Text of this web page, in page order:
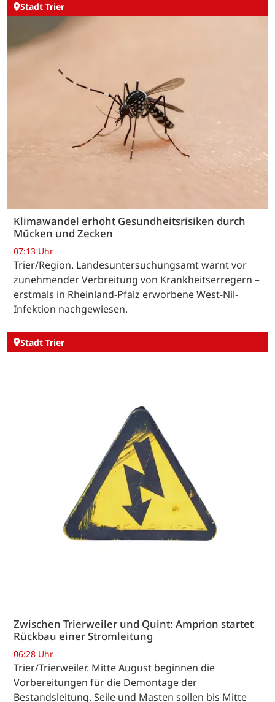
Stadt Trier
Klimawandel erhöht Gesundheitsrisiken durch
Mücken und Zecken
07:13 Uhr
Trier/Region. Landesuntersuchungsamt warnt vor
zunehmender Verbreitung von Krankheitserregern –
erstmals in Rheinland-Pfalz erworbene West-Nil-
Infektion nachgewiesen.
Stadt Trier
Zwischen Trierweiler und Quint: Amprion startet
Rückbau einer Stromleitung
06:28 Uhr
Trier/Trierweiler. Mitte August beginnen die
Vorbereitungen für die Demontage der
Bestandsleitung. Seile und Masten sollen bis Mitte